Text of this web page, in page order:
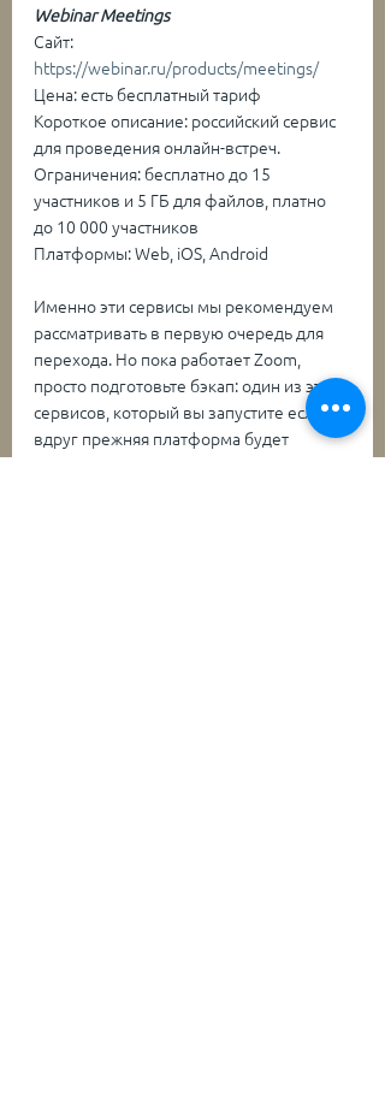
Webinar Meetings
Сайт:
https://webinar.ru/products/meetings/
Цена: есть бесплатный тариф
Короткое описание: российский сервис
для проведения онлайн-встреч.
Ограничения: бесплатно до 15
участников и 5 ГБ для файлов, платно
до 10 000 участников
Платформы: Web, iOS, Android
Именно эти сервисы мы рекомендуем
рассматривать в первую очередь для
перехода. Но пока работает Zoom,
просто подготовьте бэкап: один из этих
сервисов, который вы запустите если
вдруг прежняя платформа будет